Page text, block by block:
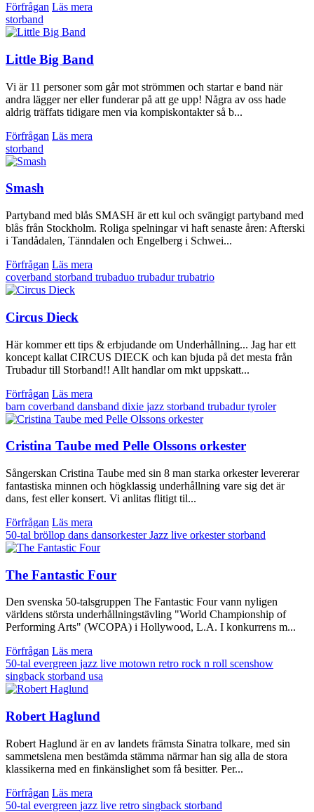
Förfrågan Läs mera
storband
Little Big Band
Vi är 11 personer som går mot strömmen och startar e band när
andra lägger ner eller funderar på att ge upp! Några av oss hade
aldrig träffats tidigare men via kompiskontakter så b...
Förfrågan Läs mera
storband
Smash
Partyband med blås SMASH är ett kul och svängigt partyband med
blås från Stockholm. Roliga spelningar vi haft senaste åren: Afterski
i Tandådalen, Tänndalen och Engelberg i Schwei...
Förfrågan Läs mera
coverband storband trubaduo trubadurtrubatrio
Circus Dieck
Här kommer ett tips & erbjudande om Underhållning... Jag har ett
koncept kallat CIRCUS DIECK och kan bjuda på det mesta från
Trubadur till Storband!! Allt handlar om mkt uppskatt...
Förfrågan Läs mera
barn coverband dansband dixie jazz storband trubadurtyroler
Cristina Taube med Pelle Olssons orkester
Sångerskan Cristina Taube med sin 8 man starka orkester levererar
fantastiska minnen och högklassig underhållning vare sig det är
dans, fest eller konsert. Vi anlitas flitigt til...
Förfrågan Läs mera
50-tal bröllop dans dansorkesterJazz live orkesterstorband
The Fantastic Four
Den svenska 50-talsgruppen The Fantastic Four vann nyligen
världens största underhållningstävling "World Championship of
Performing Arts" (WCOPA) i Hollywood, L.A. I konkurrens m...
Förfrågan Läs mera
50-tal evergreen jazz live motown retro rock n roll scenshow
singback storband usa
Robert Haglund
Robert Haglund är en av landets främsta Sinatra tolkare, med sin
sammetslena men bestämda stämma närmar han sig alla de stora
klassikerna med en finkänslighet som få besitter. Per...
Förfrågan Läs mera
50-tal evergreen jazz live retro singback storband